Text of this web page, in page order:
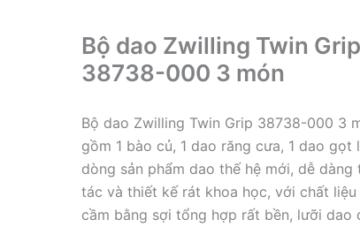
Bộ dao Zwilling Twin Grip
38738-000 3 món
Bộ dao Zwilling Twin Grip 38738-000 3
gồm 1 bào củ, 1 dao răng cưa, 1 dao gọt
dòng sản phẩm dao thế hệ mới, dễ dàng
tác và thiết kế rát khoa học, với chất liệu
cầm bằng sợi tổng hợp rất bền, lưỡi dao